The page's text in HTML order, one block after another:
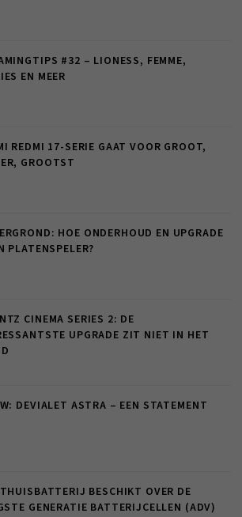
#32 – LIONESS, FEMME,
EN MEER
REDMI 17-SERIE GAAT VOOR GROOT,
GROOTST
HOE ONDERHOUD EN UPGRADE
PLATENSPELER?
CINEMA SERIES 2: DE
UPGRADE ZIT NIET IN HET
DEVIALET ASTRA – EEN STATEMENT
BESCHIKT OVER DE
GENERATIE BATTERIJCELLEN (ADV)